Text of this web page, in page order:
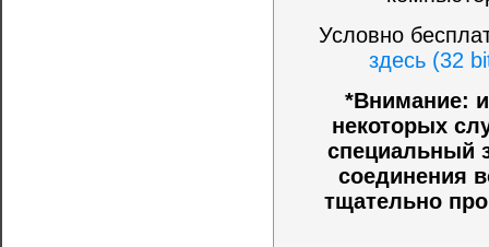
Условно
здесь (32
*Внимание:
некоторых
специальный
соединения
тщательно